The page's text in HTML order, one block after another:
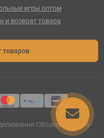
игры оптом
и возврат товара
товаров
CBGames © 2026